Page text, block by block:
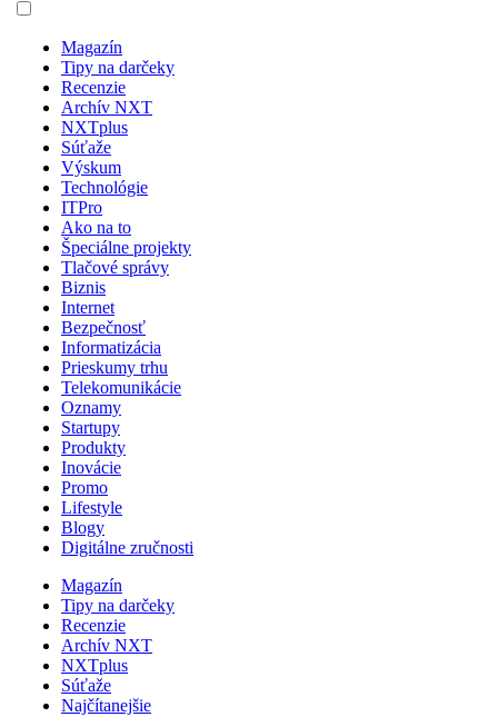
Magazín
Tipy na darčeky
Recenzie
Archív NXT
NXTplus
Súťaže
Výskum
Technológie
ITPro
Ako na to
Špeciálne projekty
Tlačové správy
Biznis
Internet
Bezpečnosť
Informatizácia
Prieskumy trhu
Telekomunikácie
Oznamy
Startupy
Produkty
Inovácie
Promo
Lifestyle
Blogy
Digitálne zručnosti
Magazín
Tipy na darčeky
Recenzie
Archív NXT
NXTplus
Súťaže
Najčítanejšie